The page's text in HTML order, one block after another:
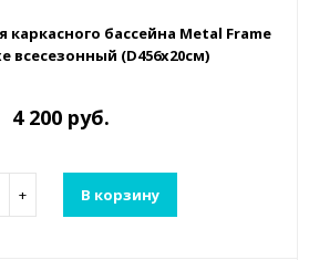
каркасного бассейна Metal Frame
всесезонный (D456х20см)
4 200 руб.
+ В корзину